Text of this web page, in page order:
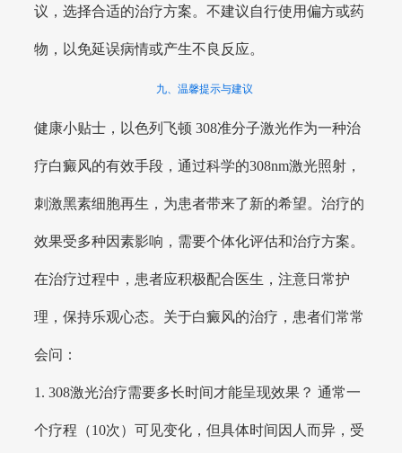
议，选择合适的治疗方案。不建议自行使用偏方或药
物，以免延误病情或产生不良反应。
九、温馨提示与建议
健康小贴士，以色列飞顿 308准分子激光作为一种治
疗白癜风的有效手段，通过科学的308nm激光照射，
刺激黑素细胞再生，为患者带来了新的希望。治疗的
效果受多种因素影响，需要个体化评估和治疗方案。
在治疗过程中，患者应积极配合医生，注意日常护
理，保持乐观心态。关于白癜风的治疗，患者们常常
会问：
1. 308激光治疗需要多长时间才能呈现效果？ 通常一
个疗程（10次）可见变化，但具体时间因人而异，受